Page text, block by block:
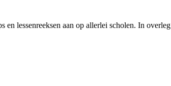
lessenreeksen aan op allerlei scholen. In overleg